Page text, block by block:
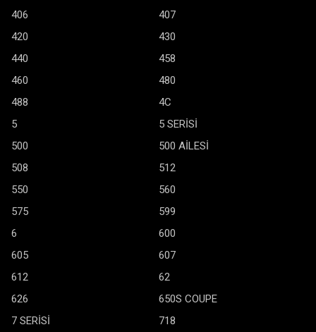
406
407
420
430
440
458
460
480
488
4C
5
5 SERİSİ
500
500 AİLESİ
508
512
550
560
575
599
6
600
605
607
612
62
626
650S COUPE
7 SERİSİ
718